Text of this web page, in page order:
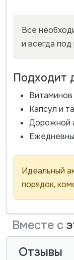
Все
и всегда под
Подходит
Капсул и
Дорожной
Идеальный
порядок,
Вместе с
Отзывы